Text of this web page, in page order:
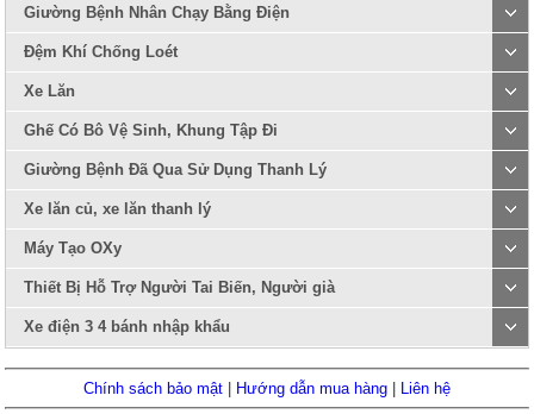
Giường Bệnh Nhân Chạy Bằng Điện
Đệm Khí Chống Loét
Xe Lăn
Ghế Có Bô Vệ Sinh, Khung Tập Đi
Giường Bệnh Đã Qua Sử Dụng Thanh Lý
Xe lăn củ, xe lăn thanh lý
Máy Tạo OXy
Thiết Bị Hỗ Trợ Người Tai Biến, Người già
Xe điện 3 4 bánh nhập khẩu
Chính sách bảo mật Hướng dẫn mua hàng Liên hệ